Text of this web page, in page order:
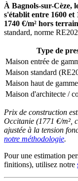
À Bagnols-sur-Cèze,
s'établit entre 1600 et
1740 €/m² hors terrain
standard, norme
Type de
Maison entrée de
Maison standard
Maison haut de
Maison d'architecte /
Prix de construction
Occitanie (1771 €/m²,
ajustée à la tension
notre méthodologie.
Pour une estimation
finitions), utilisez notre